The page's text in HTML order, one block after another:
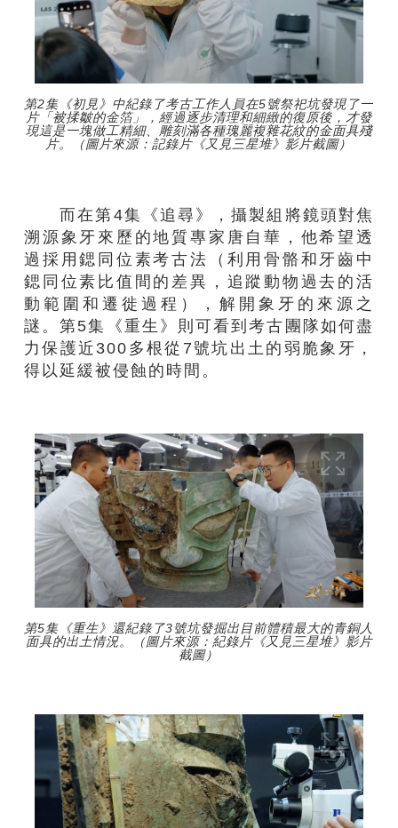
第2集《初見》中紀錄了考古工作人員在5號祭祀坑發現了一
片「被揉皺的金箔」，經過逐步清理和細緻的復原後，才發
現這是一塊做工精細、雕刻滿各種瑰麗複雜花紋的金面具殘
片。（圖片來源：記錄片《又見三星堆》影片截圖）
而在第4集《追尋》，攝製組將鏡頭對焦
溯源象牙來歷的地質專家唐自華，他希望透
過採用鍶同位素考古法（利用骨骼和牙齒中
鍶同位素比值間的差異，追蹤動物過去的活
動範圍和遷徙過程），解開象牙的來源之
謎。第5集《重生》則可看到考古團隊如何盡
力保護近300多根從7號坑出土的弱脆象牙，
得以延緩被侵蝕的時間。
第5集《重生》還紀錄了3號坑發掘出目前體積最大的青銅人
面具的出土情況。（圖片來源：紀錄片《又見三星堆》影片
截圖）